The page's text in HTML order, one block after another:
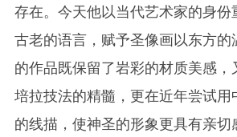
存在。今天他以当代艺术家的身份
古老的语言，赋予圣像画以东方的
的作品既保留了岩彩的材质美感，
培拉技法的精髓，更在近年尝试用
的线描，使神圣的形象更具有亲切